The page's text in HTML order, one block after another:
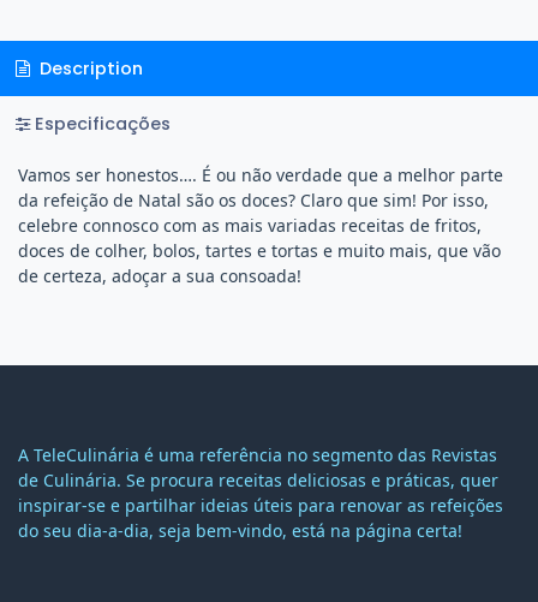
Description
Especificações
Vamos ser honestos…. É ou não verdade que a melhor parte
da refeição de Natal são os doces? Claro que sim! Por isso,
celebre connosco com as mais variadas receitas de fritos,
doces de colher, bolos, tartes e tortas e muito mais, que vão
de certeza, adoçar a sua consoada!
A TeleCulinária é uma referência no segmento das Revistas
de Culinária. Se procura receitas deliciosas e práticas, quer
inspirar-se e partilhar ideias úteis para renovar as refeições
do seu dia-a-dia, seja bem-vindo, está na página certa!